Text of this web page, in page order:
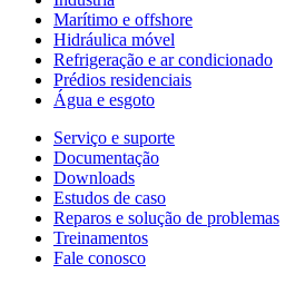
Marítimo e offshore
Hidráulica móvel
Refrigeração e ar condicionado
Prédios residenciais
Água e esgoto
Serviço e suporte
Documentação
Downloads
Estudos de caso
Reparos e solução de problemas
Treinamentos
Fale conosco